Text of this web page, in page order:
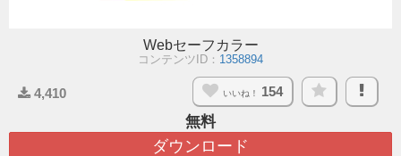
Webセーフカラー
コンテンツID： 1358894
4,410 いいね！ 154
無料
ダウンロード